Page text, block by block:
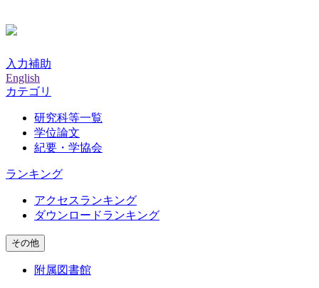
入力補助
English
カテゴリ
研究科等一覧
学位論文
紀要・学協会
ランキング
アクセスランキング
ダウンロードランキング
その他
附属図書館